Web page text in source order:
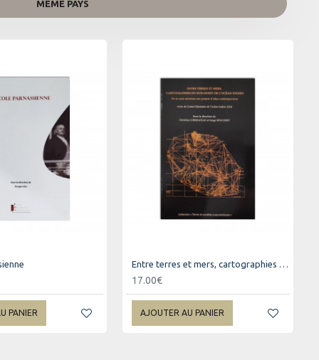
MÊME PAYS
PANIER
Entre terres et mers, cartographies du Sud-Ouest de l'Océan Indien
17.00€
AJOUTER AU PANIER